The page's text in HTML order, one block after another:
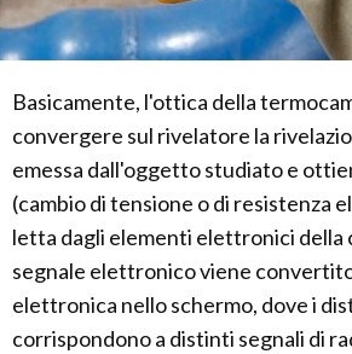
Basicamente, l'ottica della
convergere sul rivelatore la
emessa dall'oggetto studiato e
(cambio di tensione o di resistenza
letta dagli elementi elettronici della
segnale elettronico viene
elettronica nello schermo, dove i
corrispondono a distinti segnali di